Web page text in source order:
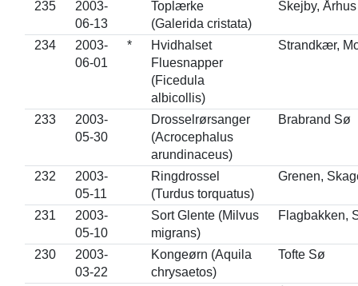
235
2003-
06-13
Toplærke
(Galerida cristata)
Skejby, Århus
234
2003-
06-01
*
Hvidhalset
Fluesnapper
(Ficedula
albicollis)
Strandkær,
233
2003-
05-30
Drosselrørsanger
(Acrocephalus
arundinaceus)
Brabrand Sø
232
2003-
05-11
Ringdrossel
(Turdus torquatus)
Grenen,
231
2003-
05-10
Sort Glente (Milvus
migrans)
Flagbakken,
230
2003-
03-22
Kongeørn (Aquila
chrysaetos)
Tofte Sø